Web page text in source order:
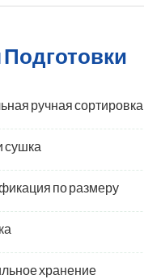
ручная сортировка
сушка
по размеру
хранение